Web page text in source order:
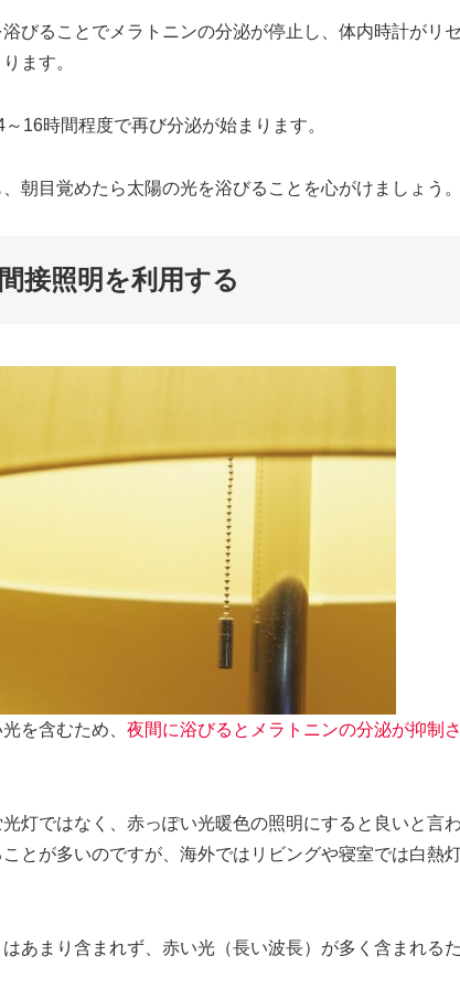
びることでメラトニンの分泌が停止し、体内時計がリ
ます。
16時間程度で再び分泌が始まります。
朝目覚めたら太陽の光を浴びる ことを心がけましょう。
接照明を利用する
を含むため、 夜間に浴びるとメラトニンの分泌が抑制
灯ではなく、赤っぽい光暖色の照明にすると良いと言
とが多いのですが、海外ではリビングや寝室では白熱
あまり含まれず、赤い光（長い波長）が多く含まれる